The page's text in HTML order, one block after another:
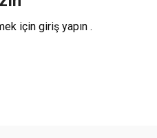
için giriş yapın .